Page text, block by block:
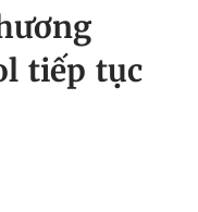
tiếp tục